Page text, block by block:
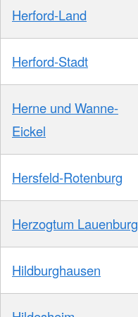
Herford-Land
Herford-Stadt
Herne und Wanne-
Eickel
Hersfeld-Rotenburg
Herzogtum Lauenburg
Hildburghausen